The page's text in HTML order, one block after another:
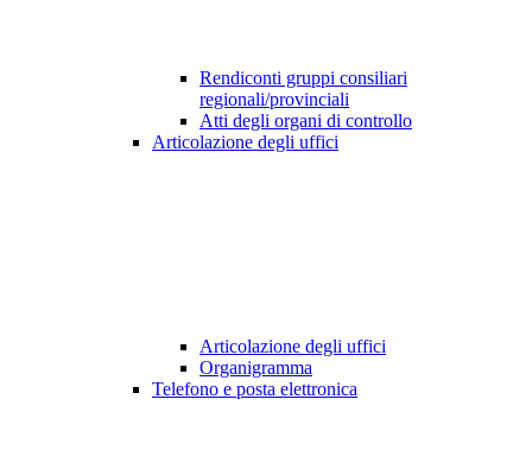
Rendiconti gruppi consiliari
regionali/provinciali
Atti degli organi di controllo
Articolazione degli uffici
Articolazione degli uffici
Organigramma
Telefono e posta elettronica